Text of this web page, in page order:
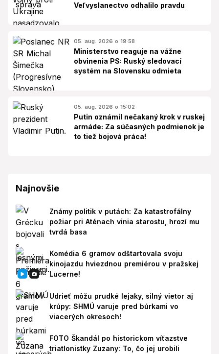
Veľvyslanectvo odhalilo pravdu
05. aug. 2026 o 19:58
Ministerstvo reaguje na vážne
obvinenia PS: Ruský sledovací
systém na Slovensku odmieta
05. aug. 2026 o 15:02
Putin oznámil nečakaný krok v ruskej
armáde: Za súčasných podmienok je
to tiež bojová práca!
Najnovšie
Známy politik v putách: Za katastrofálny
požiar pri Aténach vinia starostu, hrozí mu
tvrdá basa
Komédia 6 gramov odštartovala svoju
kinojazdu hviezdnou premiérou v pražskej
Lucerne!
Udrieť môžu prudké lejaky, silný vietor aj
krúpy: SHMÚ varuje pred búrkami vo
viacerých okresoch!
FOTO Škandál po historickom víťazstve
triatlonistky Zuzany: To, čo jej urobili